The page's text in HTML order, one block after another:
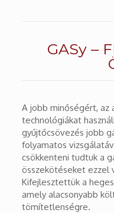
GASy –
A jobb minőségért, az
technológiákat
gyűjtőcsövezés jobb
folyamatos
csökkenteni tudtuk a
összekötéseket ezzel
Kifejlesztettük a
amely alacsonyabb
tömítetlenségre.